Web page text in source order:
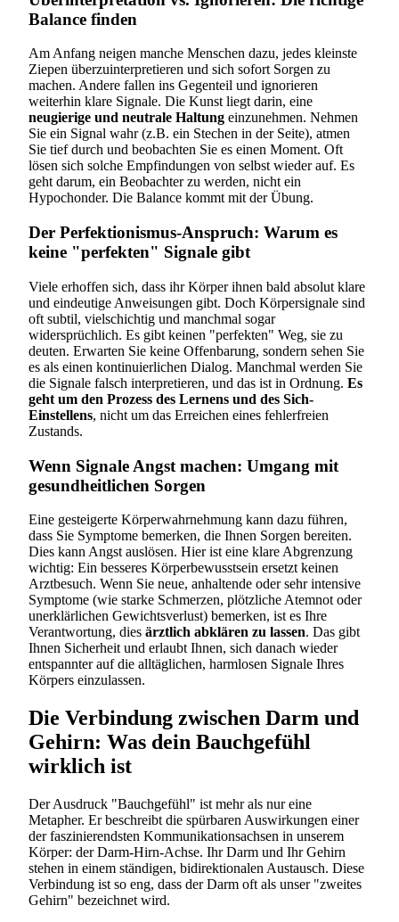
Balance finden
Am Anfang neigen manche Menschen dazu, jedes kleinste
Ziepen überzuinterpretieren und sich sofort Sorgen zu
machen. Andere fallen ins Gegenteil und ignorieren
weiterhin klare Signale. Die Kunst liegt darin, eine
neugierige und neutrale Haltung einzunehmen. Nehmen
Sie ein Signal wahr (z.B. ein Stechen in der Seite), atmen
Sie tief durch und beobachten Sie es einen Moment. Oft
lösen sich solche Empfindungen von selbst wieder auf. Es
geht darum, ein Beobachter zu werden, nicht ein
Hypochonder. Die Balance kommt mit der Übung.
Der Perfektionismus-Anspruch: Warum es
keine "perfekten" Signale gibt
Viele erhoffen sich, dass ihr Körper ihnen bald absolut klare
und eindeutige Anweisungen gibt. Doch Körpersignale sind
oft subtil, vielschichtig und manchmal sogar
widersprüchlich. Es gibt keinen "perfekten" Weg, sie zu
deuten. Erwarten Sie keine Offenbarung, sondern sehen Sie
es als einen kontinuierlichen Dialog. Manchmal werden Sie
die Signale falsch interpretieren, und das ist in Ordnung. Es
geht um den Prozess des Lernens und des Sich-
Einstellens, nicht um das Erreichen eines fehlerfreien
Zustands.
Wenn Signale Angst machen: Umgang mit
gesundheitlichen Sorgen
Eine gesteigerte Körperwahrnehmung kann dazu führen,
dass Sie Symptome bemerken, die Ihnen Sorgen bereiten.
Dies kann Angst auslösen. Hier ist eine klare Abgrenzung
wichtig: Ein besseres Körperbewusstsein ersetzt keinen
Arztbesuch. Wenn Sie neue, anhaltende oder sehr intensive
Symptome (wie starke Schmerzen, plötzliche Atemnot oder
unerklärlichen Gewichtsverlust) bemerken, ist es Ihre
Verantwortung, dies ärztlich abklären zu lassen. Das gibt
Ihnen Sicherheit und erlaubt Ihnen, sich danach wieder
entspannter auf die alltäglichen, harmlosen Signale Ihres
Körpers einzulassen.
Die Verbindung zwischen Darm und
Gehirn: Was dein Bauchgefühl
wirklich ist
Der Ausdruck "Bauchgefühl" ist mehr als nur eine
Metapher. Er beschreibt die spürbaren Auswirkungen einer
der faszinierendsten Kommunikationsachsen in unserem
Körper: der Darm-Hirn-Achse. Ihr Darm und Ihr Gehirn
stehen in einem ständigen, bidirektionalen Austausch. Diese
Verbindung ist so eng, dass der Darm oft als unser "zweites
Gehirn" bezeichnet wird.